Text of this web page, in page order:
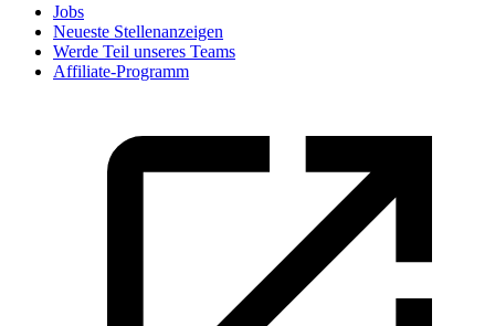
Jobs
Neueste Stellenanzeigen
Werde Teil unseres Teams
Affiliate-Programm